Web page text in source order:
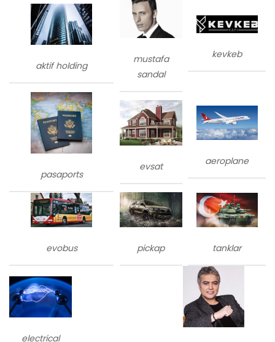
aktif holding
mustafa
sandal
kevkeb
pasaports
evsat aeroplane
evobus pickap tanklar
electrical